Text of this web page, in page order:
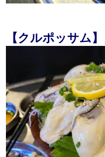
【クルポッサム】